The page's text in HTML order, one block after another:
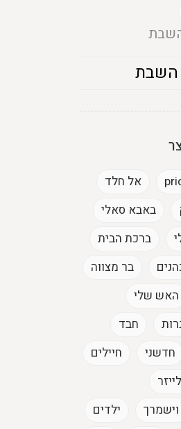
השבת
אל חלד
באבא סאלי
ברכת הבית
בר מצווה
האש שלי
חבד
חדשני
חיילים
ילדים